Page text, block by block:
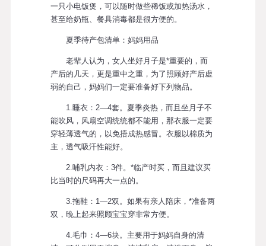
一只小电饭煲，可以随时做些稀饭或加热汤水，
甚至给奶瓶、餐具消毒都是很方便的。
夏季待产包清单：妈妈用品
老辈人认为，女人坐好月子是*重要的，而
产后的几天，更是重中之重，为了照顾好产后虚
弱的自己，妈妈们一定要准备好下列物品。
1.睡衣：2—4套。夏季炎热，而且坐月子不
能吹风，风扇空调统统都不能用，那衣服一定要
穿轻薄透气的，以免捂成热感冒。衣服以棉质为
主，透气吸汗性能好。
2.哺乳内衣：3件。*临产时买，而且建议买
比当时的尺码再大一点的。
3.拖鞋：1—2双。如果有亲人陪床，*准备两
双，晚上起来照顾宝宝穿非常方便。
4.毛巾：4—6块。主要用于妈妈自身的清